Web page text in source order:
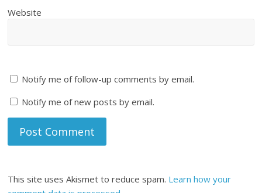
Website
Notify me of follow-up comments by email.
Notify me of new posts by email.
This site uses Akismet to reduce spam. Learn how your